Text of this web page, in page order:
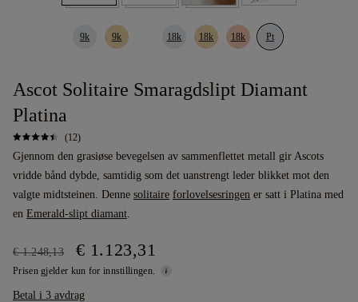
9k 9k 18k 18k 18k Pt
Ascot Solitaire Smaragdslipt Diamant
Platina
(12)
Gjennom den grasiøse bevegelsen av sammenflettet metall gir Ascots
vridde bånd dybde, samtidig som det uanstrengt leder blikket mot den
valgte midtsteinen. Denne solitaire forlovelsesringen er satt i Platina med
en Emerald-slipt diamant.
€ 1.248,13 € 1.123,31
Prisen gjelder kun for innstillingen.
Betal i 3 avdrag